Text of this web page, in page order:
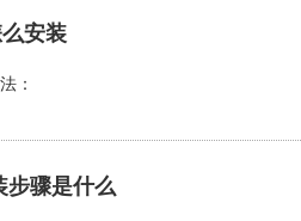
安装
：
步骤是什么